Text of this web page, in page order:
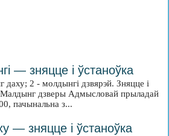
— зняцце і ўстаноўка
даху; 2 - молдынгі дзвярэй. Зняцце і
Малдынг дзверы Адмысловай прыладай
пачынальна з...
— зняцце і ўстаноўка